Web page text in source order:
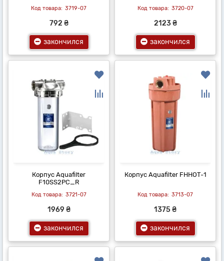
3719-07
792 ₴
закончился
3720-07
2123 ₴
закончился
Корпус Aquafilter
F10SS2PC_R
3721-07
1969 ₴
закончился
Корпус Aquafilter FHHOT-1
3713-07
1375 ₴
закончился